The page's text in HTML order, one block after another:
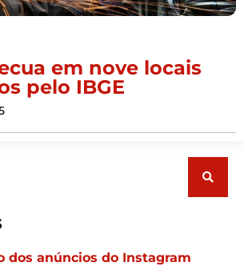
em nove locais
pelo IBGE
dos anúncios do Instagram